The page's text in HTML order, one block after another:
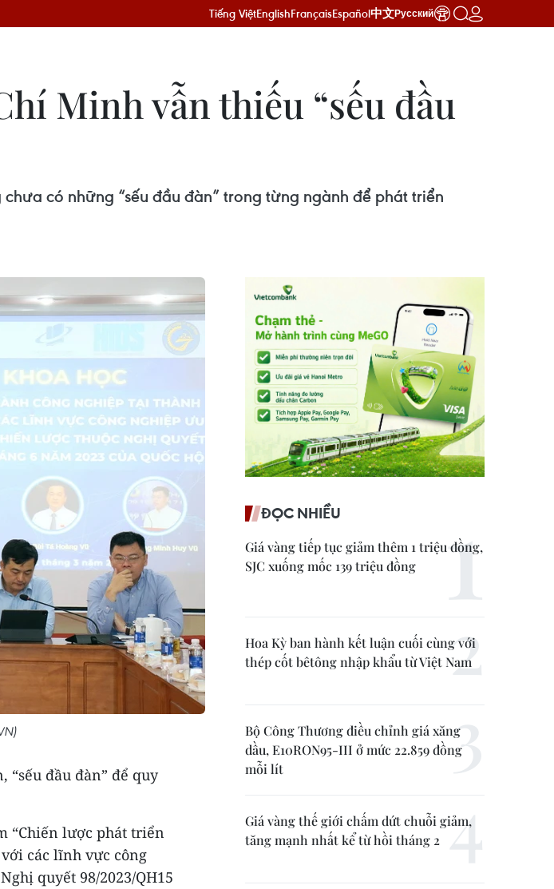
Tiếng ViệtEnglishFrançaisEspañol中文Русский
Minh vẫn thiếu “sếu đầu
có những “sếu đầu đàn” trong từng ngành để phát triển
đầu đàn” để quy
“Chiến lược phát triển
các lĩnh vực công
quyết 98/2023/QH15
ĐỌC NHIỀU
Giá vàng tiếp tục giảm thêm 1 triệu đồng,
SJC xuống mốc 139 triệu đồng
Hoa Kỳ ban hành kết luận cuối cùng với
thép cốt bêtông nhập khẩu từ Việt Nam
Bộ Công Thương điều chỉnh giá xăng
dầu, E10RON95-III ở mức 22.859 đồng
mỗi lít
Giá vàng thế giới chấm dứt chuỗi giảm,
tăng mạnh nhất kể từ hồi tháng 2